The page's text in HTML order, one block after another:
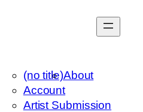
(no title)About
Account
Artist Submission